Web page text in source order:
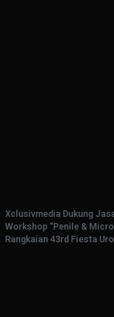
Xclusivmedia Dukung
Workshop “Penile &
Rangkaian 43rd Fiesta